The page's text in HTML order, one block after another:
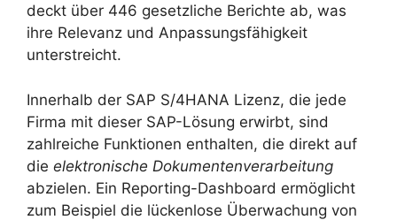
deckt über 446 gesetzliche Berichte ab, was
ihre Relevanz und Anpassungsfähigkeit
unterstreicht.
Innerhalb der SAP S/4HANA Lizenz, die jede
Firma mit dieser SAP-Lösung erwirbt, sind
zahlreiche Funktionen enthalten, die direkt auf
die elektronische Dokumentenverarbeitung
abzielen. Ein Reporting-Dashboard ermöglicht
zum Beispiel die lückenlose Überwachung von